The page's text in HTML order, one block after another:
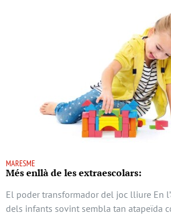
MARESME
Més enllà de les extraescolars:
El poder transformador del joc lliure En
dels infants sovint sembla tan atapeïda